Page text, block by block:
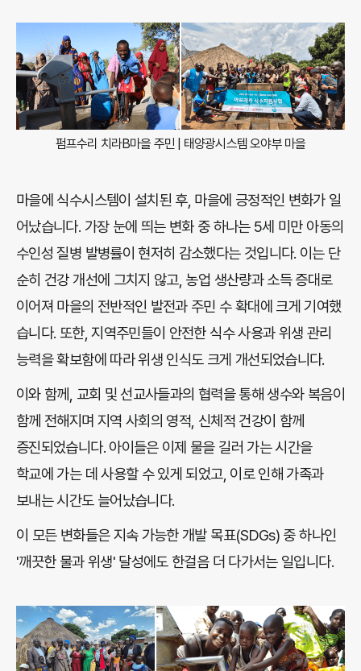
펌프수리 치라B마을 주민 | 태양광시스템 오야부 마을
마을에 식수시스템이 설치된 후, 마을에 긍정적인 변화가 일
어났습니다. 가장 눈에 띄는 변화 중 하나는 5세 미만 아동의
수인성 질병 발병률이 현저히 감소했다는 것입니다. 이는 단
순히 건강 개선에 그치지 않고, 농업 생산량과 소득 증대로
이어져 마을의 전반적인 발전과 주민 수 확대에 크게 기여했
습니다. 또한, 지역주민들이 안전한 식수 사용과 위생 관리
능력을 확보함에 따라 위생 인식도 크게 개선되었습니다.
이와 함께, 교회 및 선교사들과의 협력을 통해 생수와 복음이
함께 전해지며 지역 사회의 영적, 신체적 건강이 함께
증진되었습니다. 아이들은 이제 물을 길러 가는 시간을
학교에 가는 데 사용할 수 있게 되었고, 이로 인해 가족과
보내는 시간도 늘어났습니다.
이 모든 변화들은 지속 가능한 개발 목표(SDGs) 중 하나인
'깨끗한 물과 위생' 달성에도 한걸음 더 다가서는 일입니 다.